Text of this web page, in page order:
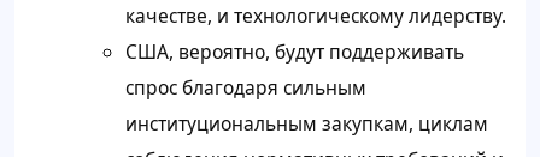
качестве, и технологическому лидерству.
США, вероятно, будут поддерживать
спрос благодаря сильным
институциональным закупкам, циклам